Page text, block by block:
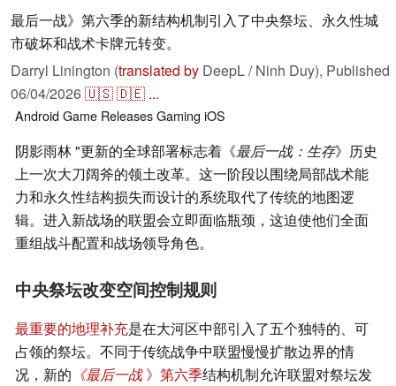
最后一战》第六季的新结构机制引入了中央祭坛、永久性城
市破坏和战术卡牌元转变。
Darryl Linington (translated by DeepL / Ninh Duy), Published
06/04/2026🇺🇸🇩🇪 ...
AndroidGame ReleasesGaming iOS
阴影雨林 "更新的全球部署标志着《最后一战：生存》历史
上一次大刀阔斧的领土改革。这一阶段以围绕局部战术能
力和永久性结构损失而设计的系统取代了传统的地图逻
辑。进入新战场的联盟会立即面临瓶颈，这迫使他们全面
重组战斗配置和战场领导角色。
中央祭坛改变空间控制规则
最重要的地理补充是在大河区中部引入了五个独特的、可
占领的祭坛。不同于传统战争中联盟慢慢扩散边界的情
况，新的 《最后一战》第六季结构机制允许联盟对祭坛发